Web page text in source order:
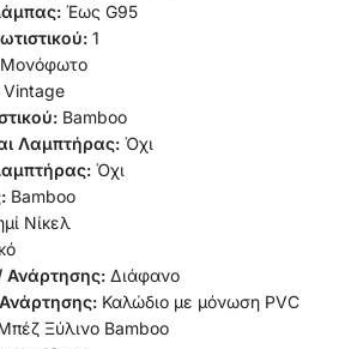
Έως G95
1
Μονόφωτο
Vintage
Bamboo
Λαμπτήρας: Όχι
Όχι
Bamboo
Νίκελ
Διάφανο
Καλώδιο με μόνωση PVC
Ξύλινο Bamboo